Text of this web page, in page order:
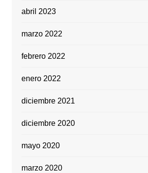
abril 2023
marzo 2022
febrero 2022
enero 2022
diciembre 2021
diciembre 2020
mayo 2020
marzo 2020